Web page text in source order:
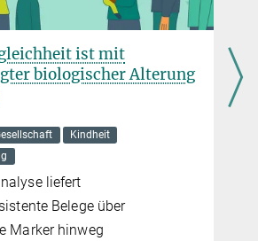
ist mit
biologischer Alterung
Kindheit
liefert
Belege über
Marker hinweg